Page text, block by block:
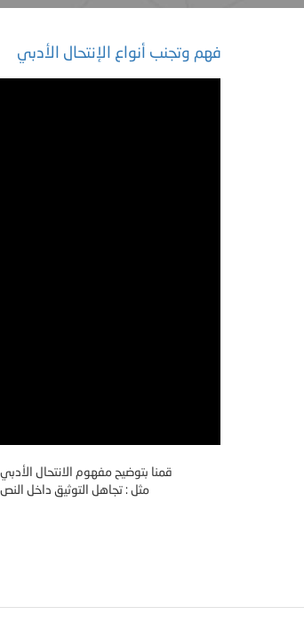
فهم وتجنب أنواع الإنتحال الأدبي
قمنا بتوضيح مفهوم الانتحال
مثل : تجاهل التوثيق داخل النص